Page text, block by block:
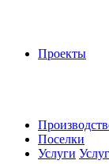
Проекты
Поселки
Услуги